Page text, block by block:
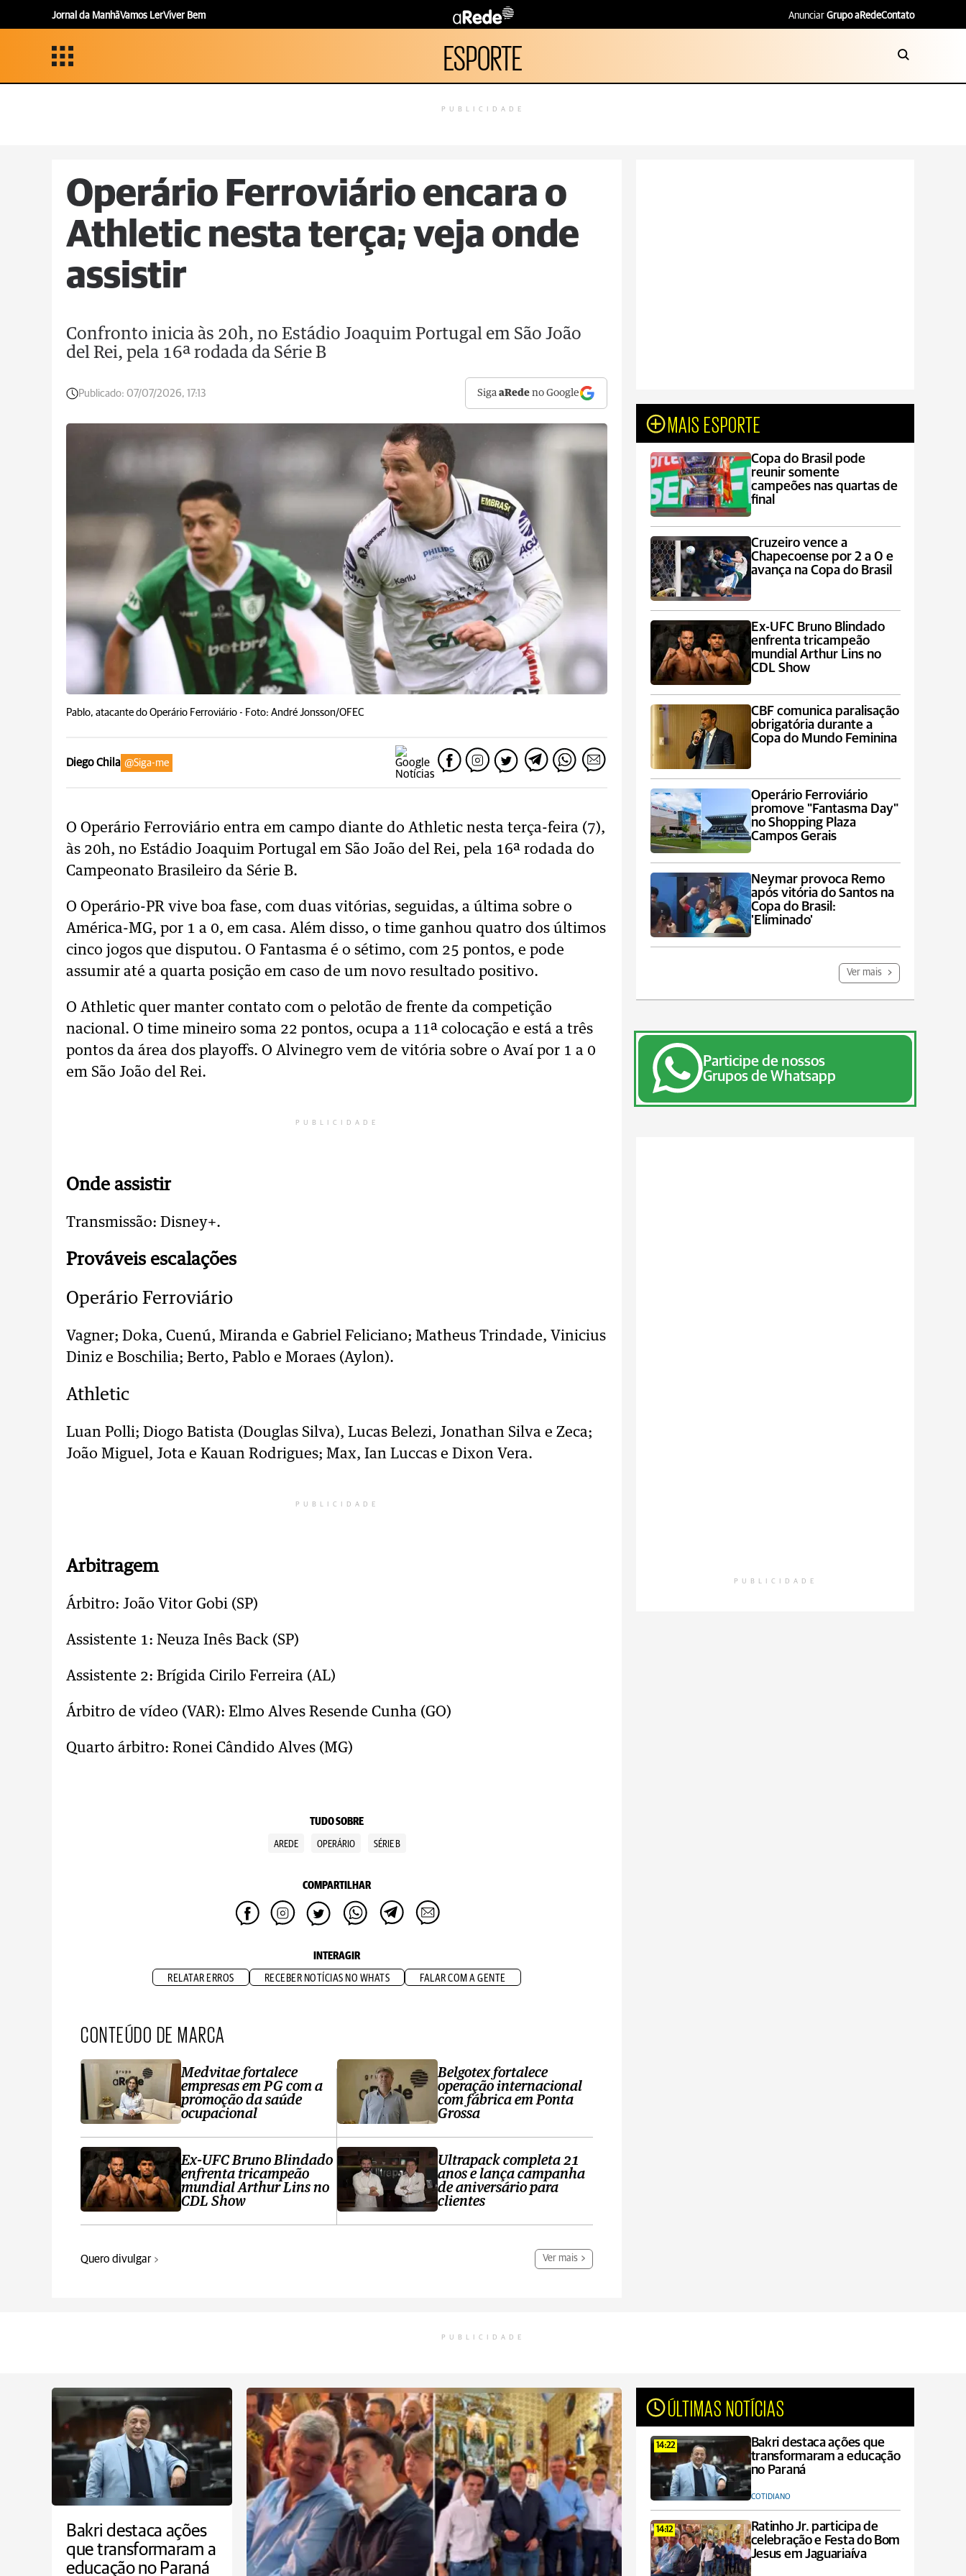
Jornal da ManhãVamos LerViver Bem Anunciar Grupo aRedeContato
ESPORTE
PUBLICIDADE
Operário Ferroviário encara o
Athletic nesta terça; veja onde
assistir
Confronto inicia às 20h, no Estádio Joaquim Portugal em São João
del Rei, pela 16ª rodada da Série B
Publicado: 07/07/2026, 17:13 SigaaRede no Google
Pablo, atacante do Operário Ferroviário - Foto: André Jonsson/OFEC
Diego Chila @Siga-me
O Operário Ferroviário entra em campo diante do Athletic nesta terça-feira (7),
às 20h, no Estádio Joaquim Portugal em São João del Rei, pela 16ª rodada do
Campeonato Brasileiro da Série B.
O Operário-PR vive boa fase, com duas vitórias, seguidas, a última sobre o
América-MG, por 1 a 0, em casa. Além disso, o time ganhou quatro dos últimos
cinco jogos que disputou. O Fantasma é o sétimo, com 25 pontos, e pode
assumir até a quarta posição em caso de um novo resultado positivo.
O Athletic quer manter contato com o pelotão de frente da competição
nacional. O time mineiro soma 22 pontos, ocupa a 11ª colocação e está a três
pontos da área dos playoffs. O Alvinegro vem de vitória sobre o Avaí por 1 a 0
em São João del Rei.
PUBLICIDADE
Onde assistir
Transmissão: Disney+.
Prováveis escalações
Operário Ferroviário
Vagner; Doka, Cuenú, Miranda e Gabriel Feliciano; Matheus Trindade, Vinicius
Diniz e Boschilia; Berto, Pablo e Moraes (Aylon).
Athletic
Luan Polli; Diogo Batista (Douglas Silva), Lucas Belezi, Jonathan Silva e Zeca;
João Miguel, Jota e Kauan Rodrigues; Max, Ian Luccas e Dixon Vera.
PUBLICIDADE
Arbitragem
Árbitro: João Vitor Gobi (SP)
Assistente 1: Neuza Inês Back (SP)
Assistente 2: Brígida Cirilo Ferreira (AL)
Árbitro de vídeo (VAR): Elmo Alves Resende Cunha (GO)
Quarto árbitro: Ronei Cândido Alves (MG)
TUDO SOBRE
AREDE OPERÁRIO SÉRIE B
COMPARTILHAR
INTERAGIR
RELATAR ERROS RECEBER NOTÍCIAS NO WHATS FALAR COM A GENTE
CONTEÚDO DE MARCA
Medvitae fortalece
empresas em PG com a
promoção da saúde
ocupacional
Ex-UFC Bruno Blindado
enfrenta tricampeão
mundial Arthur Lins no
CDL Show
Belgotex fortalece
operação internacional
com fábrica em Ponta
Grossa
Ultrapack completa 21
anos e lança campanha
de aniversário para
clientes
Quero divulgar Ver mais
MAIS ESPORTE
Copa do Brasil pode
reunir somente
campeões nas quartas de
final
Cruzeiro vence a
Chapecoense por 2 a 0 e
avança na Copa do Brasil
Ex-UFC Bruno Blindado
enfrenta tricampeão
mundial Arthur Lins no
CDL Show
CBF comunica paralisação
obrigatória durante a
Copa do Mundo Feminina
Operário Ferroviário
promove "Fantasma Day"
no Shopping Plaza
Campos Gerais
Neymar provoca Remo
após vitória do Santos na
Copa do Brasil:
'Eliminado'
Ver mais
Participe de nossos
Grupos de Whatsapp
PUBLICIDADE
PUBLICIDADE
Bakri destaca ações
que transformaram a
educação no Paraná
ÚLTIMAS NOTÍCIAS
14:22
Bakri destaca ações que
transformaram a educação
no Paraná
COTIDIANO
14:12
Ratinho Jr. participa de
celebração e Festa do Bom
Jesus em Jaguariaíva